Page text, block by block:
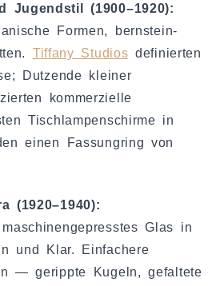
Jugendstil (1900–1920):
Formen, bernstein-
Tiffany Studios definierten
Dutzende kleiner
kommerzielle
Tischlampenschirme in
einen Fassungring von
(1920–1940):
Glas in
und Klar. Einfachere
— gerippte Kugeln, gefaltete